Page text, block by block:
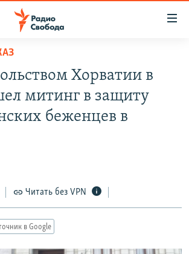
Хорватии в
митинг в защиту
беженцев в
Читать без VPN
в Google